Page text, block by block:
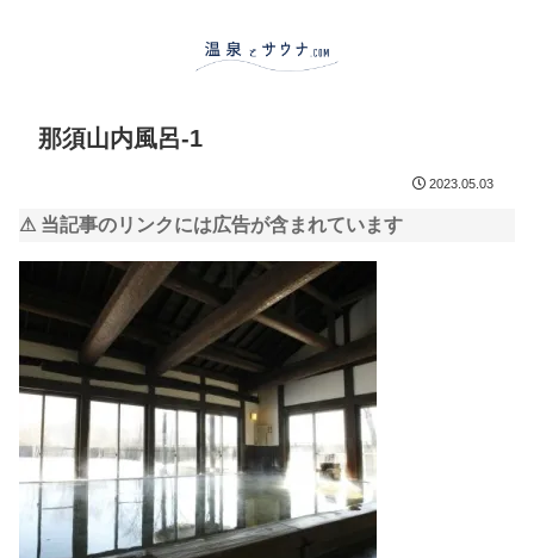
那須山内風呂-1
2023.05.03
⚠ 当記事のリンクには広告が含まれています